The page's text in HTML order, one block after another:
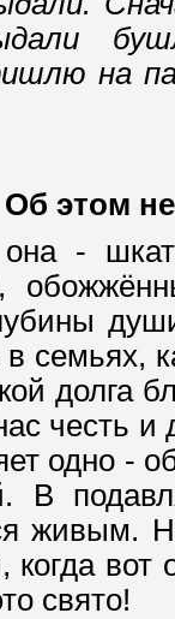
на
Об этом
-
долга
честь
одно -
В
живым.
свято!